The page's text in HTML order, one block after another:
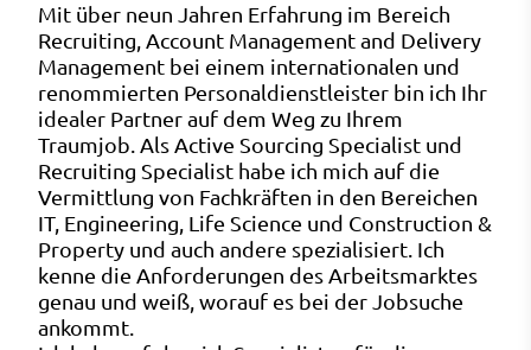
Mit über neun Jahren Erfahrung im Bereich
Recruiting, Account Management and Delivery
Management bei einem internationalen und
renommierten Personaldienstleister bin ich Ihr
idealer Partner auf dem Weg zu Ihrem
Traumjob. Als Active Sourcing Specialist und
Recruiting Specialist habe ich mich auf die
Vermittlung von Fachkräften in den Bereichen
IT, Engineering, Life Science und Construction &
Property und auch andere spezialisiert. Ich
kenne die Anforderungen des Arbeitsmarktes
genau und weiß, worauf es bei der Jobsuche
ankommt.